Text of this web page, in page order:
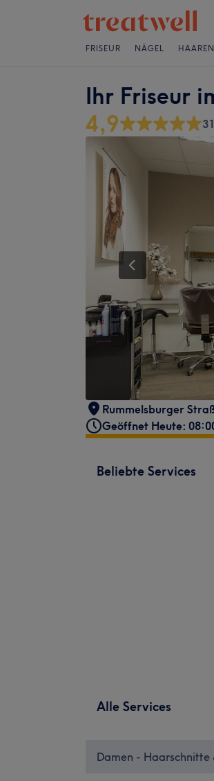
FRISEUR NÄGEL
Ihr Friseur
4,9
Rummelsburger
Geöffnet Heute:
Beliebte Services
Alle Services
Damen - Haarschnitte